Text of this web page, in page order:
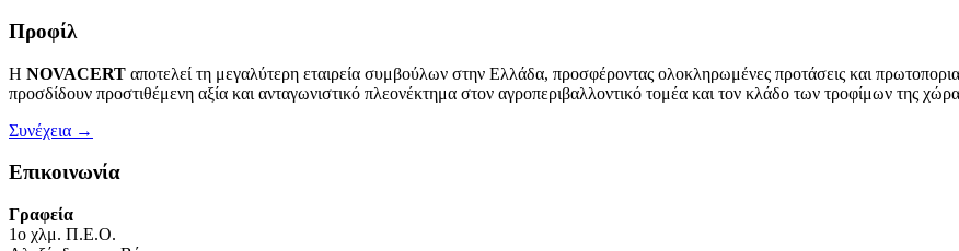
Προφίλ
Η NOVACERT αποτελεί τη μεγαλύτερη εταιρεία συμβούλων στην Ελλάδα, προσφέροντας ολοκληρωμένες προτάσεις και
προσδίδουν προστιθέμενη αξία και ανταγωνιστικό πλεονέκτημα στον αγροπεριβαλλοντικό τομέα και τον κλάδο των τροφίμων της
Συνέχεια →
Επικοινωνία
Γραφεία
1o χλμ. Π.Ε.Ο.